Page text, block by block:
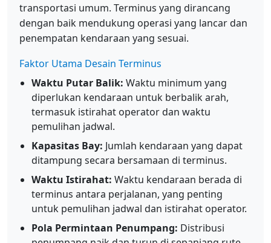
transportasi umum. Terminus yang dirancang
dengan baik mendukung operasi yang lancar dan
penempatan kendaraan yang sesuai.
Faktor Utama Desain Terminus
Waktu Putar Balik: Waktu minimum yang
diperlukan kendaraan untuk berbalik arah,
termasuk istirahat operator dan waktu
pemulihan jadwal.
Kapasitas Bay: Jumlah kendaraan yang dapat
ditampung secara bersamaan di terminus.
Waktu Istirahat: Waktu kendaraan berada di
terminus antara perjalanan, yang penting
untuk pemulihan jadwal dan istirahat operator.
Pola Permintaan Penumpang: Distribusi